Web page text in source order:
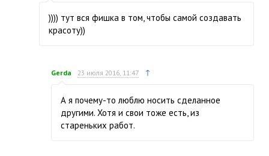
)))) тут вся фишка в том, чтобы самой создавать
красоту))
Gerda 23 июля 2016, 11:47 ↑
А я почему-то люблю носить сделанное
другими. Хотя и свои тоже есть, из
стареньких работ.